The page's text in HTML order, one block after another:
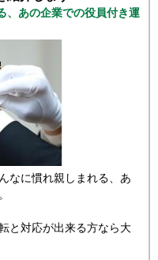
、あの企業での役員付き運
なに慣れ親しまれる、あ
と対応が出来る方なら大